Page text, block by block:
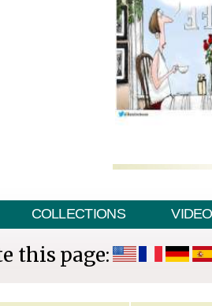
COLLECTIONS VIDEO
this page: